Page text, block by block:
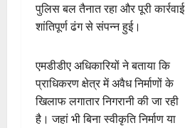
पुलिस बल तैनात रहा और पूरी कार्रवाई
शांतिपूर्ण ढंग से संपन्न हुई।
एमडीडीए अधिकारियों ने बताया कि
प्राधिकरण क्षेत्र में अवैध निर्माणों के
खिलाफ लगातार निगरानी की जा रही
है। जहां भी बिना स्वीकृति निर्माण या